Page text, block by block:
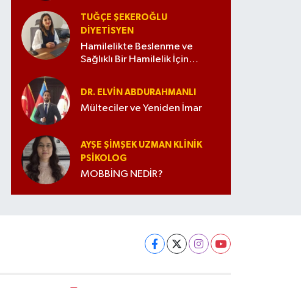
TUĞÇE ŞEKEROĞLU
DIYETISYEN
Hamilelikte Beslenme ve
Sağlıklı Bir Hamilelik İçin
DR. ELVIN ABDURAHMANLI
Mülteciler ve Yeniden İmar
AYŞE ŞIMŞEK UZMAN KLINIK
PSIKOLOG
MOBBİNG NEDİR?